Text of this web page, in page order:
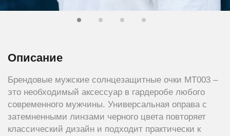
Описание
Брендовые мужские солнцезащитные очки МТ003 –
это необходимый аксессуар в гардеробе любого
современного мужчины. Универсальная оправа с
затемненными линзами черного цвета повторяет
классический дизайн и подходит практически к